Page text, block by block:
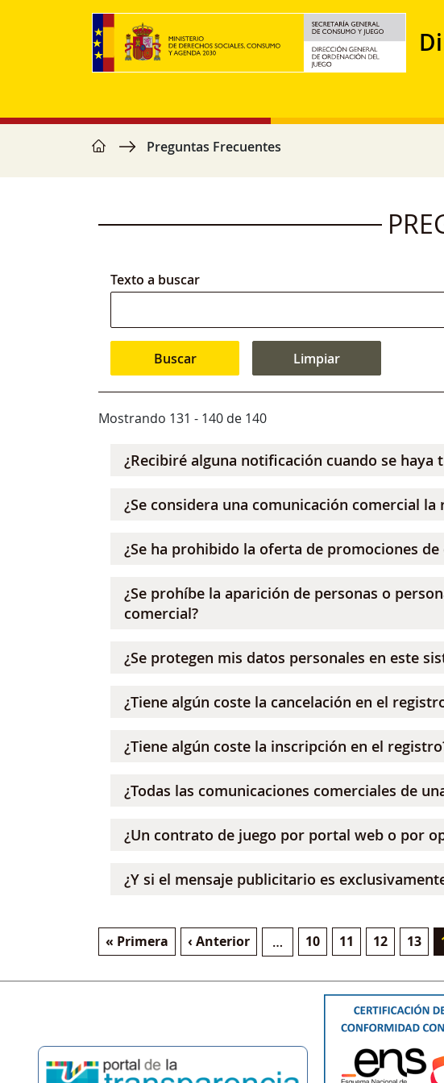
Pasar al contenido principal
Ruta de navegación
home Preguntas Frecuentes
Texto a buscar
Mostrando 131 - 140 de 140
¿Recibiré alguna notificación cuando se
¿Se considera una comunicación comercial
¿Se ha prohibido la oferta de promociones
¿Se prohíbe la aparición de personas o
comercial?
¿Se protegen mis datos personales en este
¿Tiene algún coste la cancelación en el
¿Tiene algún coste la inscripción en el
¿Todas las comunicaciones comerciales de
¿Un contrato de juego por portal web o por
¿Y si el mensaje publicitario es
Paginación
Primera página
« Primera Página anterior
‹ Anterior … Página
10 Página
11 Página
12 13